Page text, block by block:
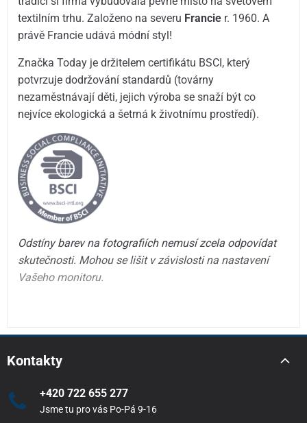
textilním trhu. Založeno na severu Francie r. 1960. A
právě Francie udává módní styl!
Značka Today je držitelem certifikátu BSCI, který
potvrzuje dodržování standardů (továrny
nezaměstnávají děti, jejich výroba se snaží být co
nejvíce ekologická a šetrná k životnímu prostředí).
Odstíny barev na fotografiích nemusí zcela odpovídat
skutečnosti. Mohou se lišit v závislosti na nastavení
Vašeho monitoru.
Kontakty
+420 722 655 277
Jsme tu pro vás Po-Pá 9-16